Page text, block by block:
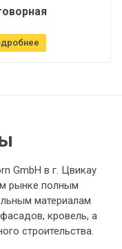
GmbH в г. Цвикау
рынке полным
материалам
кровель, а
строительства.